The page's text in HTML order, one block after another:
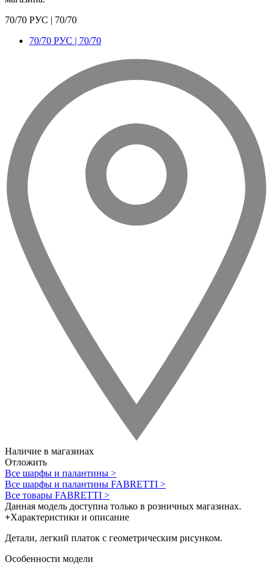
70/70 РУС | 70/70
70/70 РУС | 70/70
Наличие в магазинах
Отложить
Все шарфы и палантины >
Все шарфы и палантины FABRETTI >
Все товары FABRETTI >
Данная модель доступна только в розничных магазинах.
+Характеристики и описание
Детали, легкий платок с геометрическим рисунком.
Особенности модели